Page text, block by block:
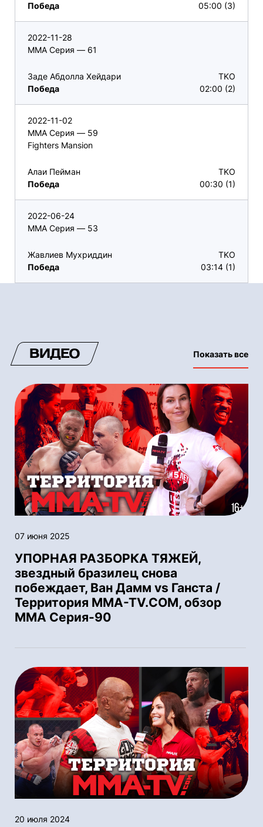
Победа 05:00 (3)
2022-11-28
ММА Серия — 61
Заде Абдолла Хейдари
Победа
TKO
02:00 (2)
2022-11-02
ММА Серия — 59
Fighters Mansion
Алаи Пейман
Победа
TKO
00:30 (1)
2022-06-24
ММА Серия — 53
Жавлиев Мухриддин
Победа
TKO
03:14 (1)
ВИДЕО Показать все
07 июня 2025
УПОРНАЯ РАЗБОРКА ТЯЖЕЙ,
звездный бразилец снова
побеждает, Ван Дамм vs Ганста /
Территория MMA-TV.COM, обзор
ММА Серия-90
20 июля 2024